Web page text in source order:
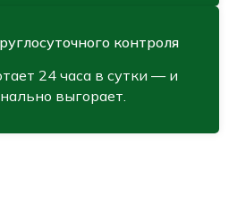
контроля
24 часа в сутки — и
выгорает.